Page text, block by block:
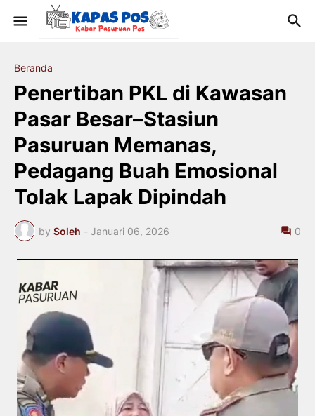
Beranda
Penertiban PKL di Kawasan
Pasar Besar–Stasiun
Pasuruan Memanas,
Pedagang Buah Emosional
Tolak Lapak Dipindah
by Soleh - Januari 06, 2026 0